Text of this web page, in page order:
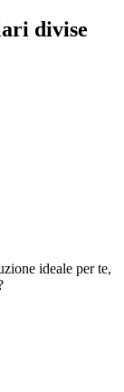
divise
ideale per te,